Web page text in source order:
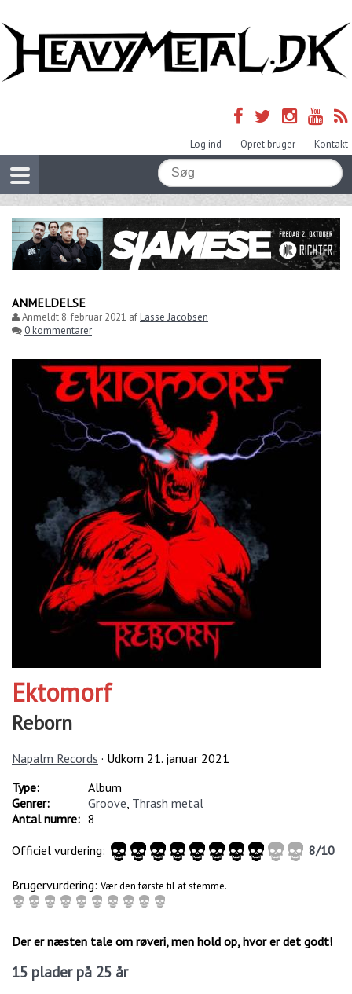
Log ind Opret bruger Kontakt
ANMELDELSE
Anmeldt 8. februar 2021 afLasse Jacobsen
0 kommentarer
Ektomorf
Reborn
Napalm Records · Udkom 21. januar 2021
Type:
Album
Genrer:
Groove Thrash metal
Antal numre: 8
Officiel vurdering:
8/10
Brugervurdering: Vær den første til at stemme.
Der er næsten tale om røveri, men hold op, hvor er det godt!
15 plader på 25 år